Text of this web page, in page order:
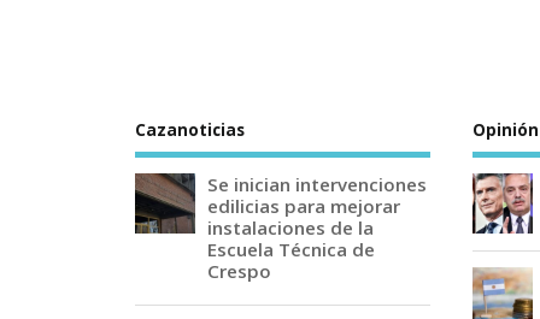
Cazanoticias
Se inician intervenciones
edilicias para mejorar
instalaciones de la
Escuela Técnica de
Crespo
Opinión